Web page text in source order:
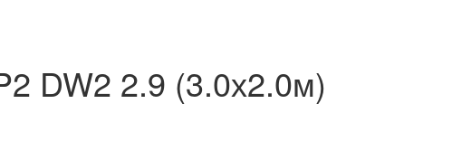
DW2 2.9 (3.0х2.0м)